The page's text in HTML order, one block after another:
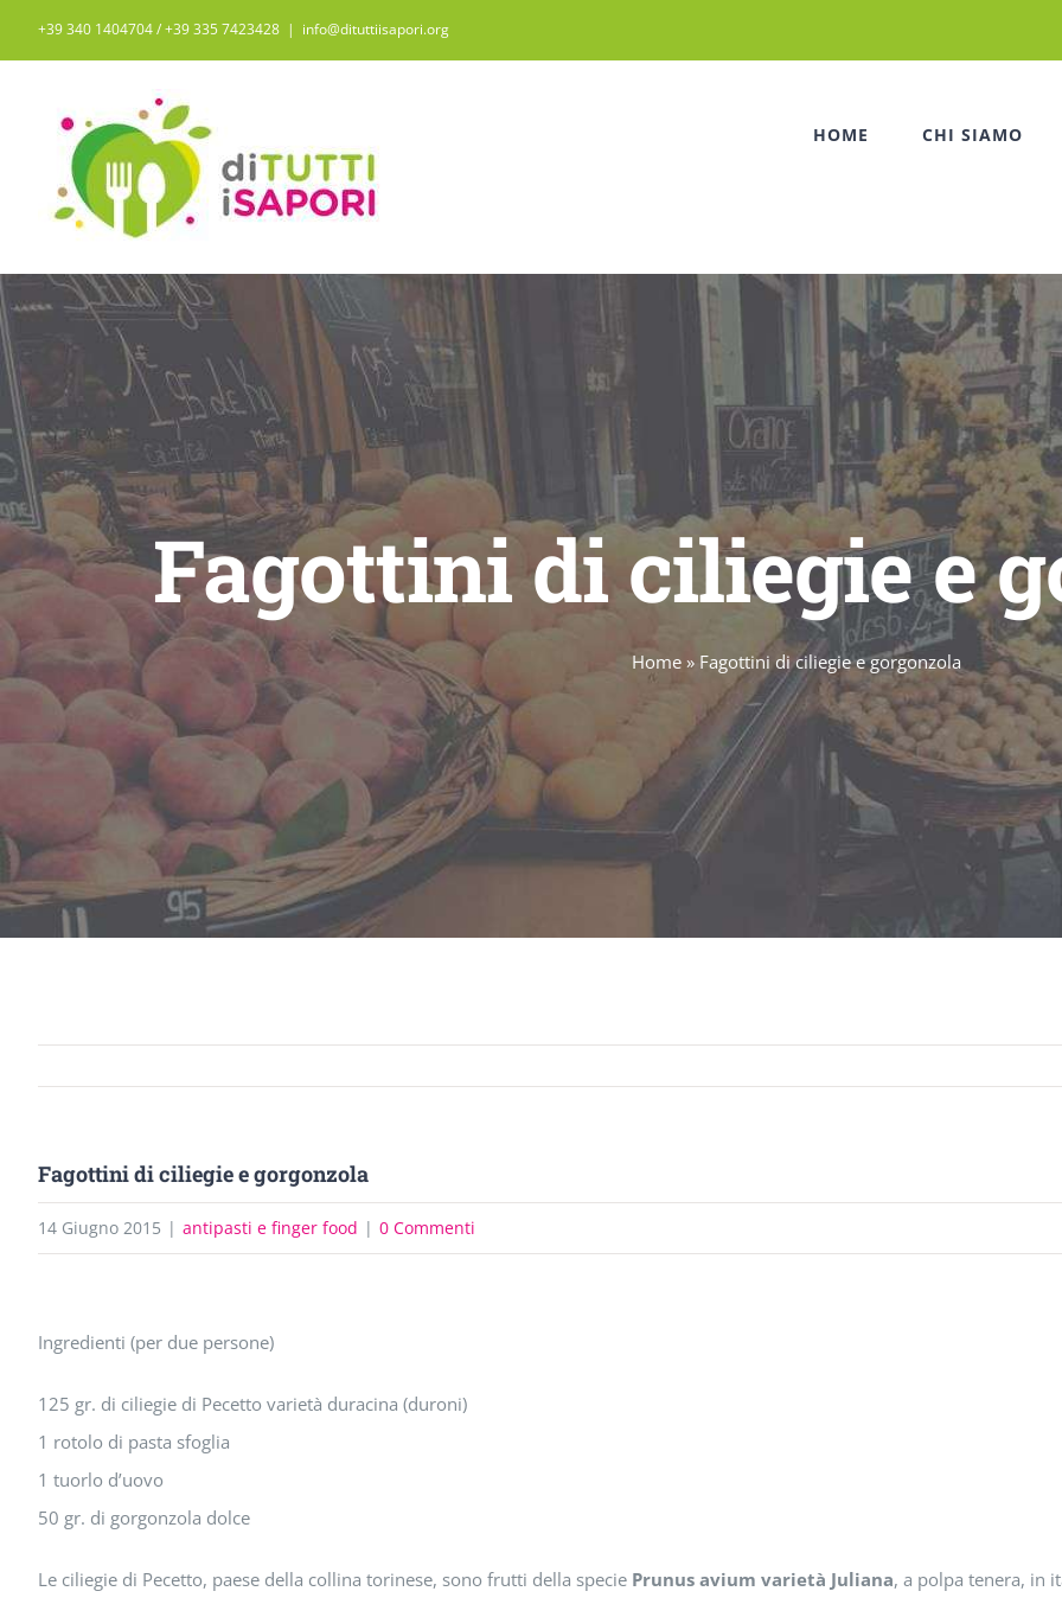
al
+39 340 1404704 / ‭+39 335 7423428‬ | info@dituttiisapori.org
HOME CHI SIAMO
Fagottini di ciliegie e
Home » Fagottini di ciliegie e gorgonzola
Fagottini di ciliegie e gorgonzola
14 Giugno 2015 | antipasti e finger food | 0 Commenti
immagine
Ingredienti (per due persone)
125 gr. di ciliegie di Pecetto varietà duracina (duroni)
1 rotolo di pasta sfoglia
1 tuorlo d’uovo
50 gr. di gorgonzola dolce
Le ciliegie di Pecetto, paese della collina torinese, sono frutti della specie Prunus avium varietà Juliana, a polpa tenera, in